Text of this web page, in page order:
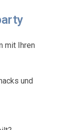
mit Ihren
und